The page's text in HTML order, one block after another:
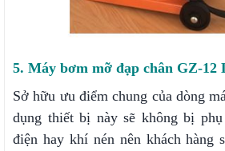
5. Máy bơm mỡ đạp chân GZ-12
Sở hữu ưu điểm chung của dòng
dụng thiết bị này sẽ không bị
điện hay khí nén nên khách hàng